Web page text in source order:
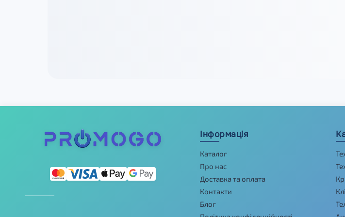
Інформація
Каталог
Про нас
Доставка та оплата
Контакти
Блог